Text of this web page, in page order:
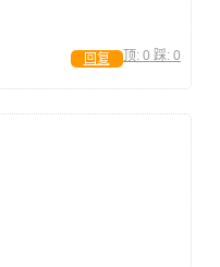
顶: 0 踩: 0
回复